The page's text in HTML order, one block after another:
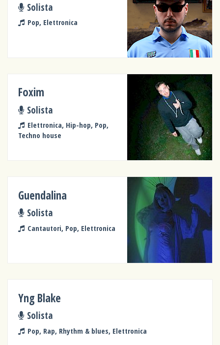
Solista
Pop, Elettronica
Foxim
Solista
Elettronica, Hip-hop, Pop,
Techno house
Guendalina
Solista
Cantautori, Pop, Elettronica
Yng Blake
Solista
Pop, Rap, Rhythm & blues, Elettronica